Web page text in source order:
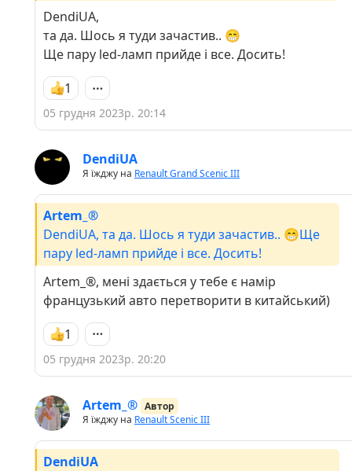
DendiUA,
та да. Шось я туди зачастив.. 😁
Ще пару led-ламп прийде і все. Досить!
1
05 грудня 2023р. 20:14
DendiUA
Я їжджу на Renault Grand Scenic III
Artem_®
DendiUA, та да. Шось я туди зачастив.. 😁Ще
пару led-ламп прийде і все. Досить!
Artem_®, мені здається у тебе є намір
французький авто перетворити в китайський)
1
05 грудня 2023р. 20:20
Artem_® Автор
Я їжджу на Renault Scenic III
DendiUA